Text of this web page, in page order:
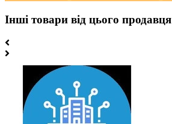
Інші товари від цього продавця